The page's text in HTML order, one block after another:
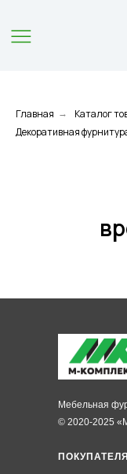
Главная → Каталог
Декоративная
© 2020-2025
Мебельная